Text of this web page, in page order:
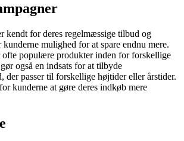
kendt for deres regelmæssige tilbud og
mulighed for at spare endnu mere.
ofte populære produkter inden for forskellige
også en indsats for at tilbyde
der passer til forskellige højtider eller årstider.
kunderne at gøre deres indkøb mere